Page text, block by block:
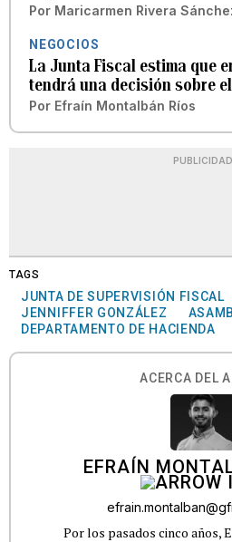
Por Maricarmen Rivera
NEGOCIOS
La Junta Fiscal estima que
tendrá una decisión sobre
Por Efraín Montalbán Ríos
PUBLICIDAD
TAGS
JUNTA DE SUPERVISIÓN FISCAL
JENNIFFER GONZÁLEZ
DEPARTAMENTO DE HACIENDA
ACERCA DEL
EFRAÍN
Por los pasados cinco años,